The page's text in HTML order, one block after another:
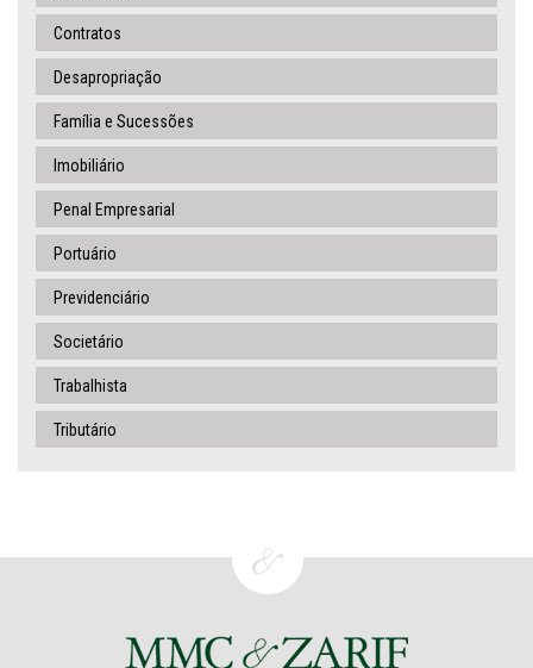
Contratos
Desapropriação
Família e Sucessões
Imobiliário
Penal Empresarial
Portuário
Previdenciário
Societário
Trabalhista
Tributário